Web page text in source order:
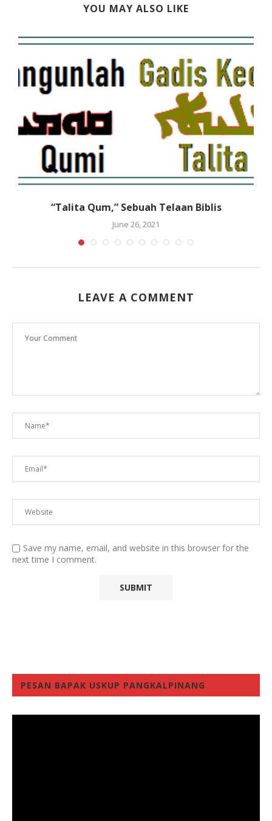
YOU MAY ALSO LIKE
“Talita Qum,” Sebuah Telaan Biblis
June 26, 2021
LEAVE A COMMENT
Save my name, email, and website in this browser for the
next time I comment.
PESAN BAPAK USKUP PANGKALPINANG